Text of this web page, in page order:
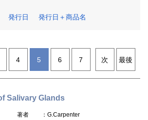
発行日 発行日＋商品名
4 5 6 7 次 最後
Salivary Glands
著者
：G.Carpenter